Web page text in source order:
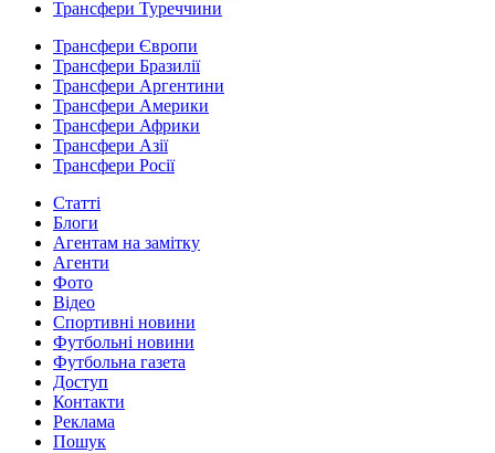
Трансфери Туреччини
Трансфери Європи
Трансфери Бразилії
Трансфери Аргентини
Трансфери Америки
Трансфери Африки
Трансфери Азії
Трансфери Росії
Статті
Блоги
Агентам на замітку
Агенти
Фото
Відео
Спортивні новини
Футбольні новини
Футбольна газета
Доступ
Контакти
Реклама
Пошук